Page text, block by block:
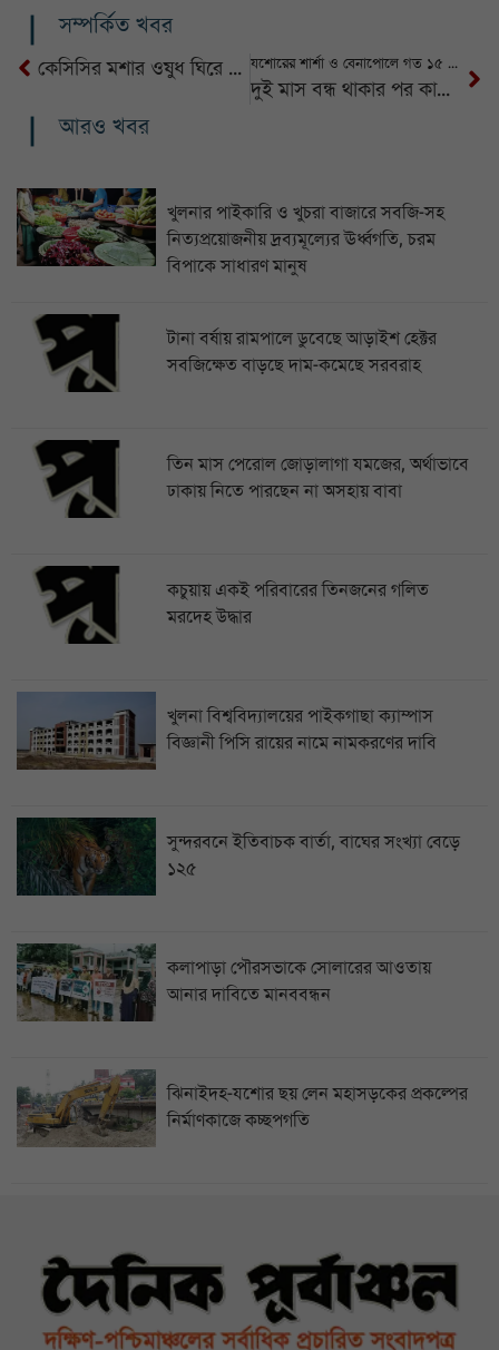
সম্পর্কিত খবর
কেসিসির মশার ওষুধ ঘিরে সিন্ডিকেট, পরীক্ষায় মরেনি একটি মশাও, আনা হয়েছে নতুন ওষুধ যশোরের শার্শা ও বেনাপোলে গত ১৫ বছরে ১৬০ জন হত্যার শিকার
দুই মাস বন্ধ থাকার পর কাশিপুর মোড়ের সড়ক উন্নয়ন পুনরায় শুরু
আরও খবর
খুলনার পাইকারি ও খুচরা বাজারে সবজি-সহ
নিত্যপ্রয়োজনীয় দ্রব্যমূল্যের ঊর্ধ্বগতি, চরম
বিপাকে সাধারণ মানুষ
টানা বর্ষায় রামপালে ডুবেছে আড়াইশ হেক্টর
সবজিক্ষেত বাড়ছে দাম-কমেছে সরবরাহ
তিন মাস পেরোল জোড়ালাগা যমজের, অর্থাভাবে
ঢাকায় নিতে পারছেন না অসহায় বাবা
কচুয়ায় একই পরিবারের তিনজনের গলিত
মরদেহ উদ্ধার
খুলনা বিশ্ববিদ্যালয়ের পাইকগাছা ক্যাম্পাস
বিজ্ঞানী পিসি রায়ের নামে নামকরণের দাবি
সুন্দরবনে ইতিবাচক বার্তা, বাঘের সংখ্যা বেড়ে
১২৫
কলাপাড়া পৌরসভাকে সোলারের আওতায়
আনার দাবিতে মানববন্ধন
ঝিনাইদহ-যশোর ছয় লেন মহাসড়কের প্রকল্পের
নির্মাণকাজে কচ্ছপগতি